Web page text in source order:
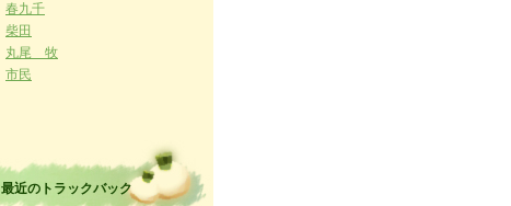
春九千
柴田
丸尾 牧
市民
最近のトラックバック